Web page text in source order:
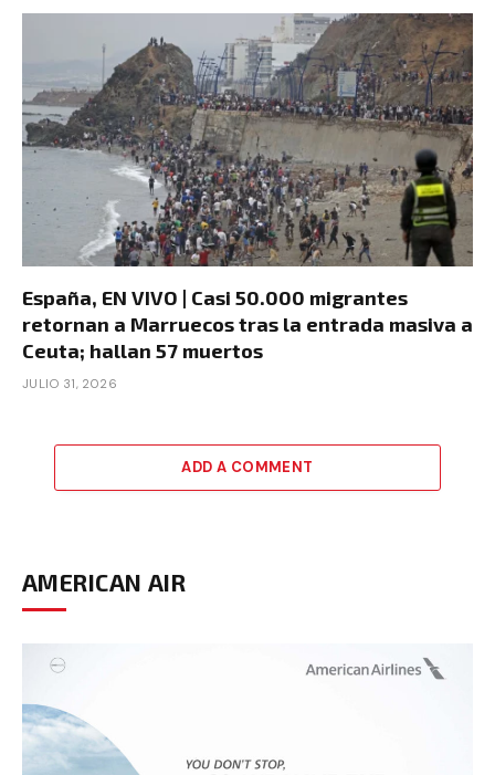
España, EN VIVO | Casi 50.000 migrantes
retornan a Marruecos tras la entrada masiva a
Ceuta; hallan 57 muertos
JULIO 31, 2026
ADD A COMMENT
AMERICAN AIR